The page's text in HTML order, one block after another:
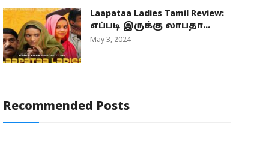
Laapataa Ladies Tamil Review:
எப்படி இருக்கு லாபதா...
May 3, 2024
Recommended Posts